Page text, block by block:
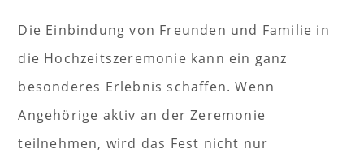
Die Einbindung von Freunden und Familie in
die Hochzeitszeremonie kann ein ganz
besonderes Erlebnis schaffen. Wenn
Angehörige aktiv an der Zeremonie
teilnehmen, wird das Fest nicht nur